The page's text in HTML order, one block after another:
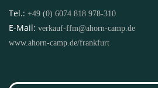
Tel.: +49 (0) 6074 818 978-310
E-Mail: verkauf-ffm@ahorn-camp.de
www.ahorn-camp.de/frankfurt